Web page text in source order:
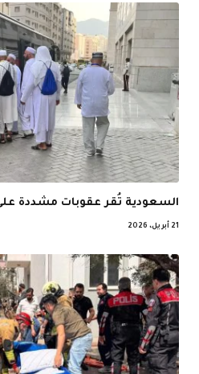
السعودية تُقر عقوبات مشددة
21 أبريل، 2026